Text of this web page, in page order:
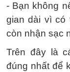
- Bạn không
gian dài vì có
còn nhận sạc
Trên đây là
đúng nhất để